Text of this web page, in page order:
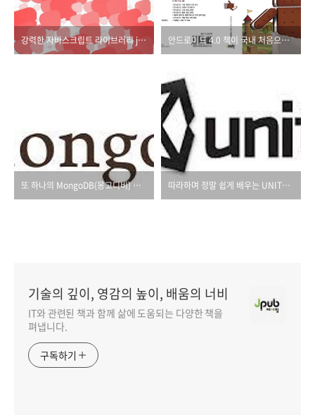
강력한 자바스크립트 라이브러리 jQuery 안드로이드 4.0 책이 국내 처음으로 출간됩니다.
또 하나의 MongoDB(몽고디비) 입문서적! 따라하며 정말 쉽게 배우는 UNITY 3D 서적
기술의 깊이, 영감의 높이, 배움의 너비
IT와 관련된 책과 함께 삶에 도움되는 다양한 책을
펴냅니다.
구독하기